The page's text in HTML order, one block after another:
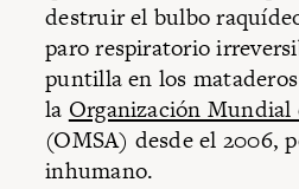
destruir el bulbo
paro respiratorio
puntilla en los
la Organización
(OMSA) desde el 2006,
inhumano.